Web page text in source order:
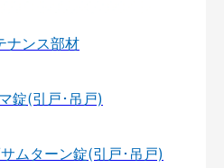
ナンス部材
錠(引戸･吊戸)
ムターン錠(引戸･吊戸)